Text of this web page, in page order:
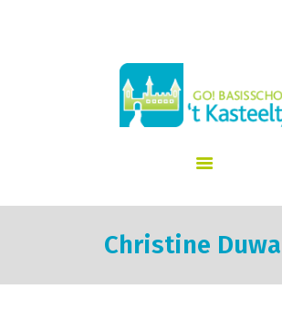
Christine
GO! 't Kasteeltje
START
KINDERDAGVERBLIJF
SCHOOLREGLEMENT